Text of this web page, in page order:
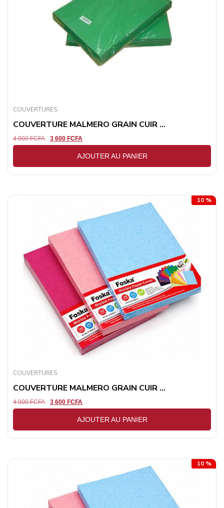
COUVERTURES
COUVERTURE MALMERO GRAIN CUIR ...
4 000FCFA 3 600 FCFA
AJOUTER AU PANIER
10 %
COUVERTURES
COUVERTURE MALMERO GRAIN CUIR ...
4 000FCFA 3 600 FCFA
AJOUTER AU PANIER
10 %